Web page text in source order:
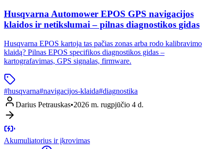
Husqvarna Automower EPOS GPS navigacijos
klaidos ir netikslumai – pilnas diagnostikos gidas
Husqvarna EPOS kartoja tas pačias zonas arba rodo kalibravimo
klaidą? Pilnas EPOS specifikos diagnostikos gidas –
kartografavimas, GPS signalas, firmware.
#husqvarna#navigacijos-klaida#diagnostika
Darius Petrauskas•2026 m. rugpjūčio 4 d.
Akumuliatorius ir įkrovimas